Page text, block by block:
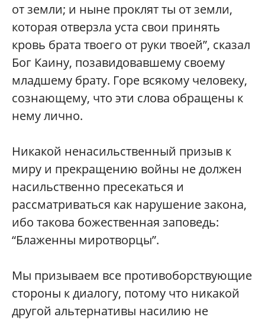
от земли; и ныне проклят ты от земли,
которая отверзла уста свои принять
кровь брата твоего от руки твоей”, сказал
Бог Каину, позавидовавшему своему
младшему брату. Горе всякому человеку,
сознающему, что эти слова обращены к
нему лично.
Никакой ненасильственный призыв к
миру и прекращению войны не должен
насильственно пресекаться и
рассматриваться как нарушение закона,
ибо такова божественная заповедь:
“Блаженны миротворцы”.
Мы призываем все противоборствующие
стороны к диалогу, потому что никакой
другой альтернативы насилию не